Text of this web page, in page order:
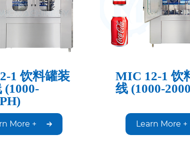
1 饮料罐装
(1000-
More +
MIC 12-1 饮
线 (1000-
Learn More +